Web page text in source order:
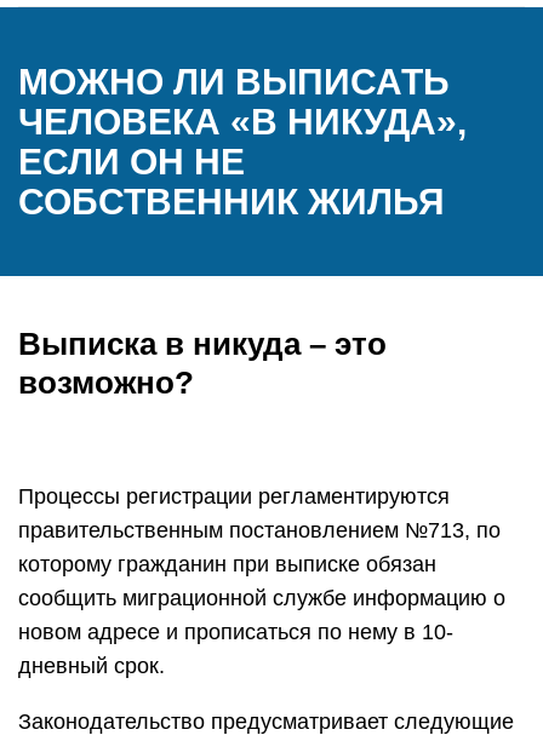
МОЖНО ЛИ ВЫПИСАТЬ
ЧЕЛОВЕКА «В НИКУДА»,
ЕСЛИ ОН НЕ
СОБСТВЕННИК ЖИЛЬЯ
Выписка в никуда – это
возможно?
Процессы регистрации регламентируются
правительственным постановлением №713, по
которому гражданин при выписке обязан
сообщить миграционной службе информацию о
новом адресе и прописаться по нему в 10-
дневный срок.
Законодательство предусматривает следующие